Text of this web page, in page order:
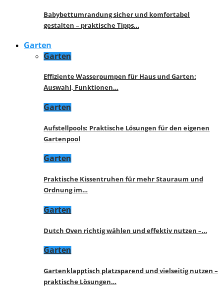
Babybettumrandung sicher und komfortabel
gestalten – praktische Tipps…
Garten
Garten
Effiziente Wasserpumpen für Haus und Garten:
Auswahl, Funktionen…
Garten
Aufstellpools: Praktische Lösungen für den eigenen
Gartenpool
Garten
Praktische Kissentruhen für mehr Stauraum und
Ordnung im…
Garten
Dutch Oven richtig wählen und effektiv nutzen –…
Garten
Gartenklapptisch platzsparend und vielseitig nutzen –
praktische Lösungen…